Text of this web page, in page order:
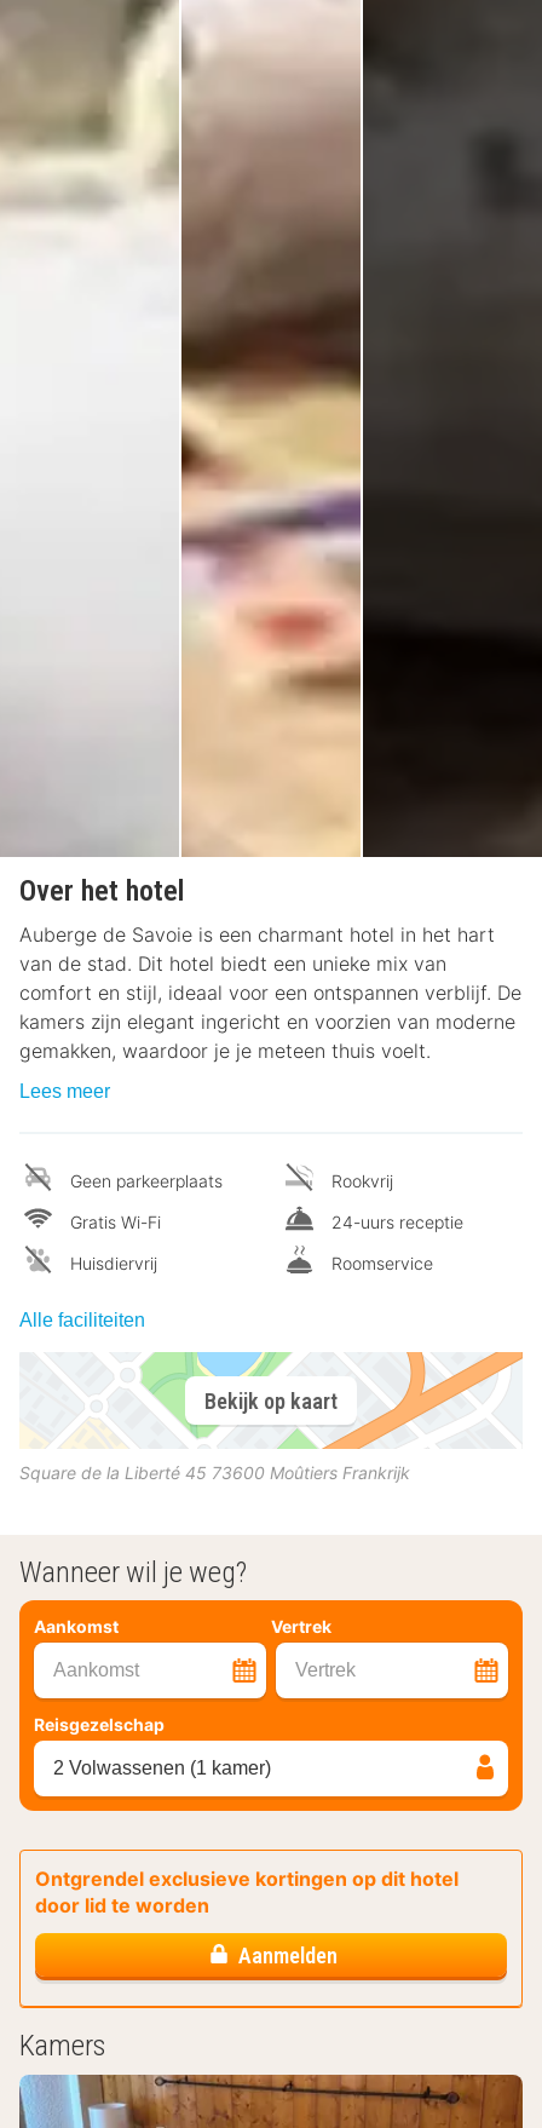
Over het hotel
Auberge de Savoie is een charmant hotel in het hart
van de stad. Dit hotel biedt een unieke mix van
comfort en stijl, ideaal voor een ontspannen verblijf. De
kamers zijn elegant ingericht en voorzien van moderne
gemakken, waardoor je je meteen thuis voelt.
Lees meer
Geen parkeerplaats
Gratis Wi-Fi
Huisdiervrij
Rookvrij
24-uurs receptie
Roomservice
Alle faciliteiten
Bekijk op kaart
Square de la Liberté 45 73600 Moûtiers Frankrijk
Wanneer wil je weg?
Aankomst Vertrek
Aankomst Vertrek
Reisgezelschap
2 Volwassenen (1 kamer)
Ontgrendel exclusieve kortingen op dit hotel
door lid te worden
Aanmelden
Kamers